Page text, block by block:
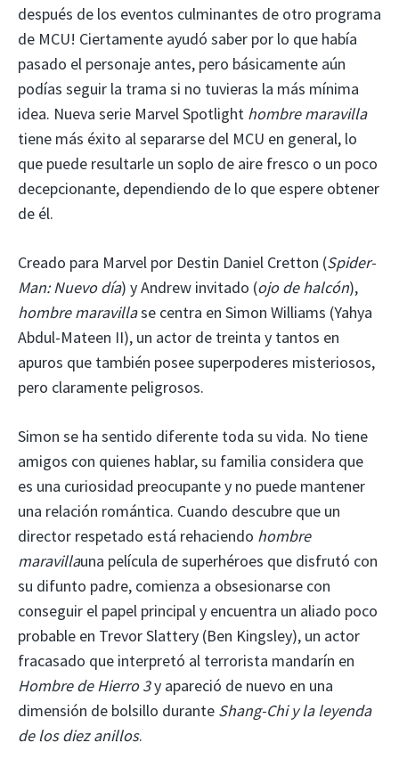
después de los eventos culminantes de otro programa
de MCU! Ciertamente ayudó saber por lo que había
pasado el personaje antes, pero básicamente aún
podías seguir la trama si no tuvieras la más mínima
idea. Nueva serie Marvel Spotlight hombre maravilla
tiene más éxito al separarse del MCU en general, lo
que puede resultarle un soplo de aire fresco o un poco
decepcionante, dependiendo de lo que espere obtener
de él.
Creado para Marvel por Destin Daniel Cretton (Spider-
Man: Nuevo día) y Andrew invitado (ojo de halcón),
hombre maravillase centra en Simon Williams (Yahya
Abdul-Mateen II), un actor de treinta y tantos en
apuros que también posee superpoderes misteriosos,
pero claramente peligrosos.
Simon se ha sentido diferente toda su vida. No tiene
amigos con quienes hablar, su familia considera que
es una curiosidad preocupante y no puede mantener
una relación romántica. Cuando descubre que un
director respetado está rehaciendo hombre
maravillauna película de superhéroes que disfrutó con
su difunto padre, comienza a obsesionarse con
conseguir el papel principal y encuentra un aliado poco
probable en Trevor Slattery (Ben Kingsley), un actor
fracasado que interpretó al terrorista mandarín en
Hombre de Hierro 3y apareció de nuevo en una
dimensión de bolsillo durante Shang-Chi y la leyenda
de los diez anillos.